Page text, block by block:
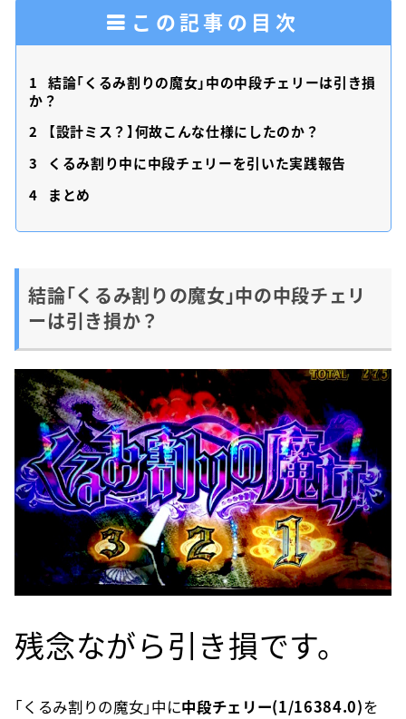
この記事の目次
1
結論「くるみ割りの魔女」中の中段チェリーは引き損
か？
2
【設計ミス？】何故こんな仕様にしたのか？
3
くるみ割り中に中段チェリーを引いた実践報告
4
まとめ
結論「くるみ割りの魔女」中の中段チェリ
ーは引き損か？
残念ながら引き損です。
「くるみ割りの魔女」中に中段チェリー(1/16384.0)を